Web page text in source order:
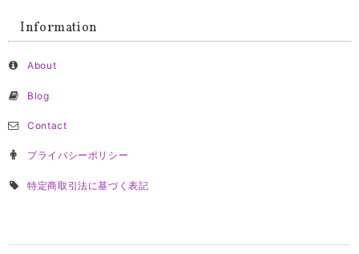
Information
About
Blog
Contact
プライバシーポリシー
特定商取引法に基づく表記